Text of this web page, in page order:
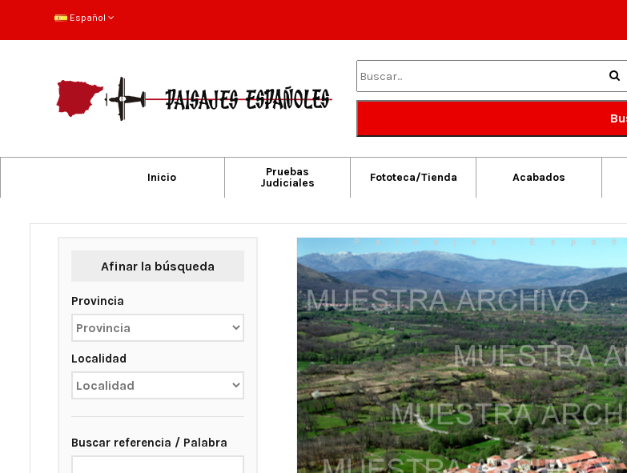
Español
Inicio
Pruebas
Judiciales
Fototeca/Tienda Acabados
Afinar la búsqueda
Provincia
Localidad
Buscar referencia / Palabra